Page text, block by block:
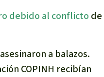
debido al conflicto de
a balazos.
COPINH recibían